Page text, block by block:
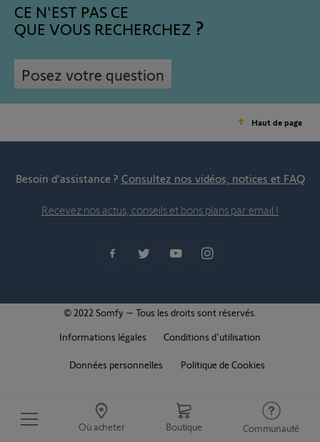
Où acheter Boutique Communauté
CE N'EST PAS CE
QUE VOUS RECHERCHEZ
Posez votre question
Haut de page
Besoin d’assistance ? Consultez nos vidéos, notices et FAQ
Recevez nos actus, conseils et bons plans par email !
© 2022 Somfy – Tous les droits sont réservés.
Informations légales
Conditions d'utilisation
Données personnelles Politique de Cookies